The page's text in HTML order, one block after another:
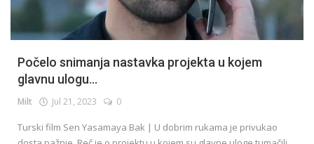
Počelo snimanja nastavka projekta u kojem
glavnu ulogu...
Milt Jul 21, 2023 0
Turski film Sen Yasamaya Bak | U dobrim rukama je privukao